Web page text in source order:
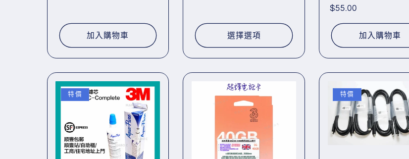
加入購物車 選擇選項
定
$55.00
加入購物車
特價 特價